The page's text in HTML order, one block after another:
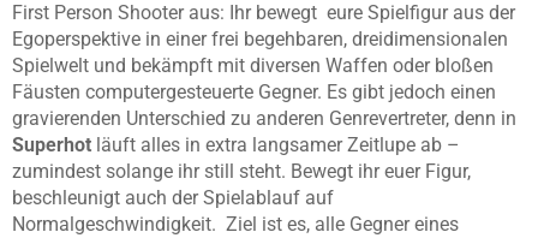
First Person Shooter aus: Ihr bewegt eure Spielfigur aus der
Egoperspektive in einer frei begehbaren, dreidimensionalen
Spielwelt und bekämpft mit diversen Waffen oder bloßen
Fäusten computergesteuerte Gegner. Es gibt jedoch einen
gravierenden Unterschied zu anderen Genrevertreter, denn in
Superhot läuft alles in extra langsamer Zeitlupe ab –
zumindest solange ihr still steht. Bewegt ihr euer Figur,
beschleunigt auch der Spielablauf auf
Normalgeschwindigkeit. Ziel ist es, alle Gegner eines